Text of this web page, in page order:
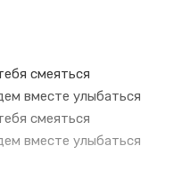
смеяться
вместе улыбаться
смеяться
вместе улыбаться